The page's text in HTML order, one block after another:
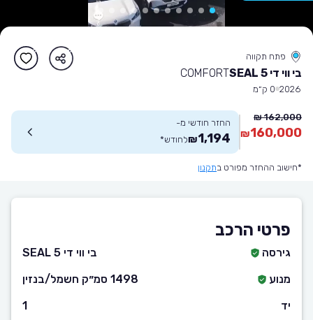
פתח תקווה
בי ווי די SEAL 5 COMFORT
2026 0 ק״מ
162,000 ₪
160,000
₪
החזר חודשי מ-
1,194
₪לחודש*
*חישוב ההחזר מפורט בתקנון
פרטי הרכב
גירסה
בי ווי די SEAL 5
מנוע
1498 סמ״ק חשמל/בנזין
יד
1